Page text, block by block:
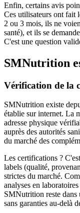
Enfin, certains avis
Ces utilisateurs ont fait
2 ou 3 mois, ils ne
santé), et ils se
C'est une question
SMNutrition
Vérification de la
SMNutrition existe
établie sur internet. La
adresse physique
auprès des autorités
du marché des
Les certifications ?
labels (qualité,
strictes du marché.
analyses en
SMNutrition reste dans
sans garanties au-delà